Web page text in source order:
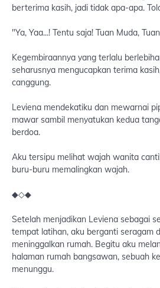
berterima kasih, jadi tidak apa-apa.
"Ya, Yaa...! Tentu saja! Tuan Muda,
Kegembiraannya yang terlalu
seharusnya mengucapkan terima
canggung.
Leviena mendekatiku dan mewarnai
mawar sambil menyatukan kedua
berdoa.
Aku tersipu melihat wajah wanita
buru-buru memalingkan wajah.
◆◇◆
Setelah menjadikan Leviena sebagai
tempat latihan, aku berganti seragam
meninggalkan rumah. Begitu aku
halaman rumah bangsawan, sebuah
menunggu.